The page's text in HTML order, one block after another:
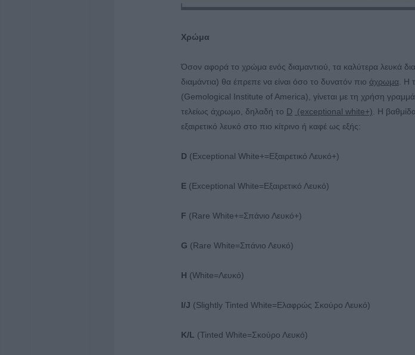
Χρώμα
Όσον αφορά το χρώμα ενός διαμαντιού, τα καλύτερα λευκά
διαμάντια) θα έπρεπε να είναι όσο το δυνατόν πιο άχρωμα . Η
(Gemological Institute of America), γίνεται με τη χρήση
τελείως άχρωμο, δηλαδή το D (exceptional white+) . Η
εξαιρετικό λευκό στο πιο κίτρινο ή καφέ ως εξής:
D (Exceptional White+=Εξαιρετικό Λευκό+)
E (Exceptional White=Εξαιρετικό Λευκό)
F (Rare White+=Σπάνιο Λευκό+)
G (Rare White=Σπάνιο Λευκό)
H (White=Λευκό)
I/J (Slightly Tinted White=Ελαφρώς Σκούρο Λευκό)
K/L (Tinted White=Σκούρο Λευκό)